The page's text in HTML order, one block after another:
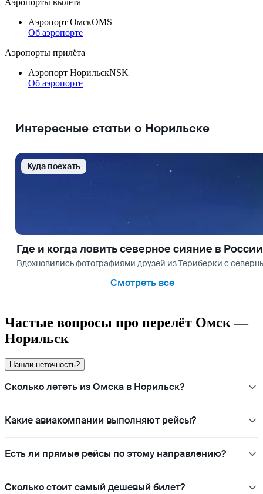
Аэропорт ОмскOMS
Об аэропорте
Аэропорты прилёта
Аэропорт НорильскNSK
Об аэропорте
Интересные статьи о Норильске
Куда поехать
Где и когда ловить северное сияние в
Вдохновились фотографиями друзей из Териберки с
Смотреть все
Частые вопросы про перелёт Омск —
Норильск
Нашли неточность?
Сколько лететь из Омска в Норильск?
Какие авиакомпании выполняют рейсы?
Есть ли прямые рейсы по этому направлению?
Сколько стоит самый дешевый билет?